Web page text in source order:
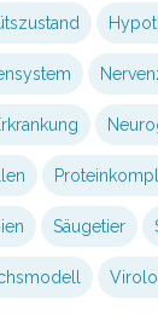
Säugetier